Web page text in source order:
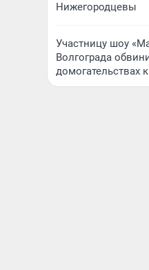
Нижегородцевы
Участницу шоу
Волгограда
домогательствах